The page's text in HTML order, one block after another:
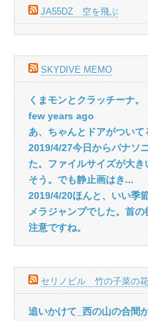
JA55DZ 空を飛ぶ
SKYDIVE MEMO
くまモンとクラッチーナ。
few years ago
あ、ちゃんとドアがついて
2019/4/27今日からパナソ
た。ファイルサイズが大
そう。でも静止画はき...
2019/4/20ほんと、いい季
メラジャンプでした。首
注意ですね。
セリノビル 竹の子菜の
追いかけて_西の山の合間